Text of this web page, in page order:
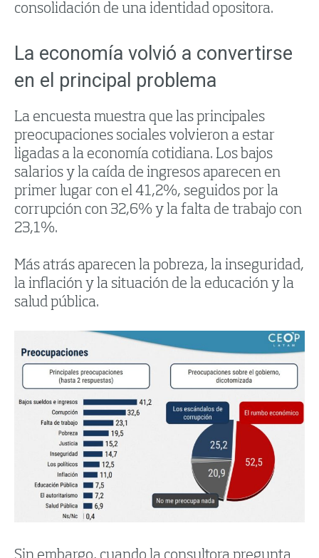
consolidación de una identidad opositora.
La economía volvió a convertirse
en el principal problema
La encuesta muestra que las principales
preocupaciones sociales volvieron a estar
ligadas a la economía cotidiana. Los bajos
salarios y la caída de ingresos aparecen en
primer lugar con el 41,2%, seguidos por la
corrupción con 32,6% y la falta de trabajo con
23,1%.
Más atrás aparecen la pobreza, la inseguridad,
la inflación y la situación de la educación y la
salud pública.